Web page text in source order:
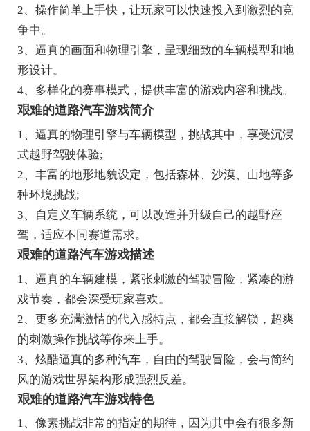
2、操作简单上手快，让玩家可以快速投入到激烈的竞
争中。
3、逼真的画面和物理引擎，呈现细致的车辆模型和地
形设计。
4、多样化的赛事模式，提供丰富的游戏内容和挑战。
艰难的道路汽车游戏简介
1、逼真的物理引擎与车辆模型，挑战其中，享受沉浸
式越野驾驶体验;
2、丰富的地形地貌设定，包括森林、沙漠、山地等多
种环境挑战;
3、自定义车辆系统，可以改造并升级自己的越野座
驾，适应不同赛道需求。
艰难的道路汽车游戏描述
1、逼真的车辆建模，紧张刺激的驾驶冒险，紧凑的游
戏节奏，都会深受玩家喜欢。
2、更多充满激情的代入感特点，都会直接解锁，超爽
的刺激操作挑战等你来上手。
3、炫酷逼真的多种汽车，自由的驾驶冒险，会与简约
风的游戏世界架构形成强烈反差。
艰难的道路汽车游戏特色
1、像素挑战非常的指定的期待，因为其中会有很多新